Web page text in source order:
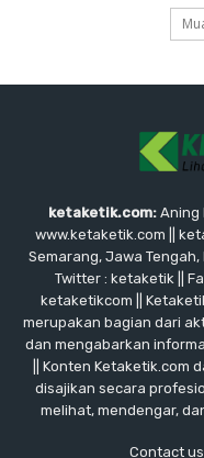
ketaketik.com: Aning
www.ketaketik.com ||
Semarang, Jawa Tengah,
Twitter : ketaketik ||
ketaketikcom ||
merupakan bagian dari
dan mengabarkan
|| Konten
disajikan secara
melihat, mendengar,
Contact